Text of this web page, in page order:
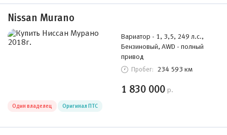
Nissan Murano
Вариатор - 1, 3,5, 249 л.с.,
Бензиновый, AWD - полный
привод
Пробег: 234 593 км
1 830 000 р.
Один владелец Оригинал ПТС